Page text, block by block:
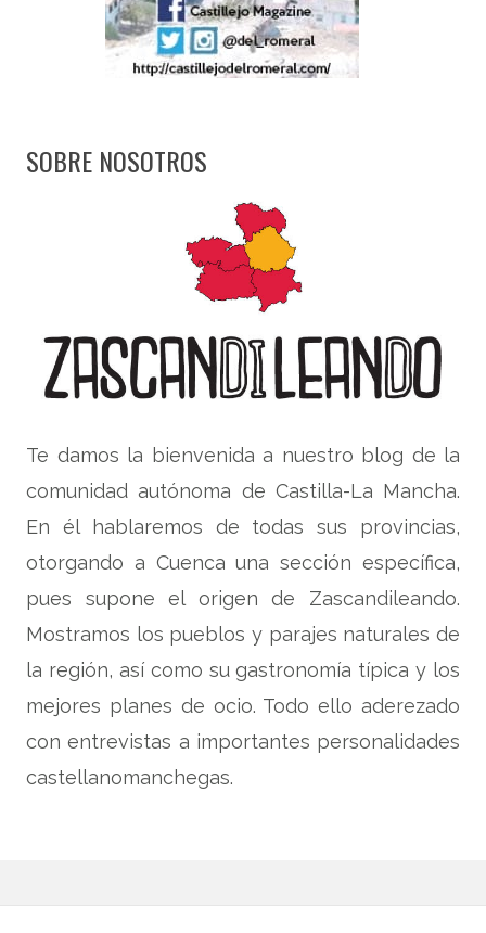
SOBRE NOSOTROS
Te damos la bienvenida a nuestro blog de la
comunidad autónoma de Castilla-La Mancha.
En él hablaremos de todas sus provincias,
otorgando a Cuenca una sección específica,
pues supone el origen de Zascandileando.
Mostramos los pueblos y parajes naturales de
la región, así como su gastronomía típica y los
mejores planes de ocio. Todo ello aderezado
con entrevistas a importantes personalidades
castellanomanchegas.